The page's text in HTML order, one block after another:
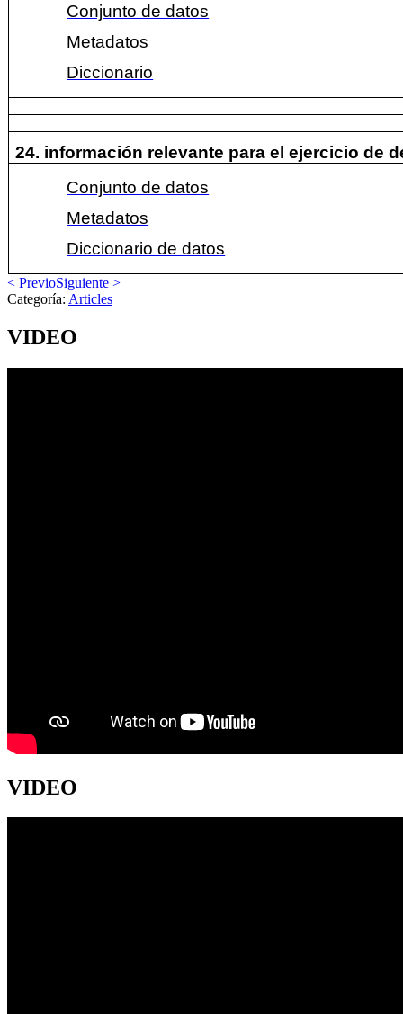
Conjunto de datos
Metadatos
Diccionario
24. información relevante para el ejercicio de
Conjunto de datos
Metadatos
Diccionario de datos
< PrevioSiguiente >
Categoría: Articles
VIDEO
VIDEO